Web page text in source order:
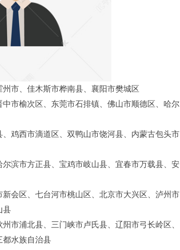
市、佳木斯市桦南县、襄阳市樊城区
市榆次区、东莞市石排镇、佛山市顺德区、哈尔
鸡西市滴道区、双鸭山市饶河县、内蒙古包头市
滨市方正县、宝鸡市岐山县、宜春市万载县、安
会区、七台河市桃山区、北京市大兴区、泸州市
县
市浦北县、三门峡市卢氏县、辽阳市弓长岭区、
都水族自治县